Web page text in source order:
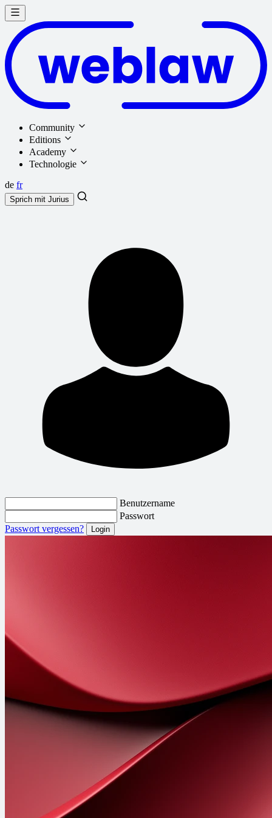
Community
Editions
Academy
Technologie
de fr
Sprich mit Jurius
Benutzername
Passwort
Passwort vergessen?